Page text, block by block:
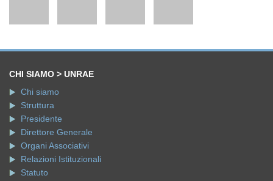
CHI SIAMO > UNRAE
Chi siamo
Struttura
Presidente
Direttore Generale
Organi Associativi
Relazioni Istituzionali
Statuto